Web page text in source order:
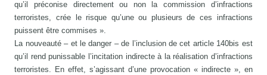
qu’il préconise directement ou non la commission d’infractions
terroristes, crée le risque qu’une ou plusieurs de ces infractions
puissent être commises ».
La nouveauté – et le danger – de l’inclusion de cet article 140bis est
qu’il rend punissable l’incitation indirecte à la réalisation d’infractions
terroristes. En effet, s’agissant d’une provocation « indirecte », en